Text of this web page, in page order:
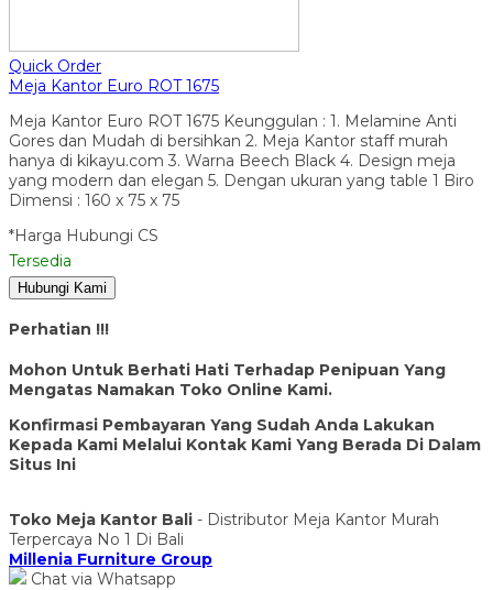
Quick Order
Meja Kantor Euro ROT 1675
Meja Kantor Euro ROT 1675 Keunggulan : 1. Melamine Anti
Gores dan Mudah di bersihkan 2. Meja Kantor staff murah
hanya di kikayu.com 3. Warna Beech Black 4. Design meja
yang modern dan elegan 5. Dengan ukuran yang table 1 Biro
Dimensi : 160 x 75 x 75
*Harga Hubungi CS
Tersedia
Hubungi Kami
Perhatian !!!
Mohon Untuk Berhati Hati Terhadap Penipuan Yang
Mengatas Namakan Toko Online Kami.
Konfirmasi Pembayaran Yang Sudah Anda Lakukan
Kepada Kami Melalui Kontak Kami Yang Berada Di Dalam
Situs Ini
Toko Meja Kantor Bali - Distributor Meja Kantor Murah
Terpercaya No 1 Di Bali
Millenia Furniture Group
Chat via Whatsapp